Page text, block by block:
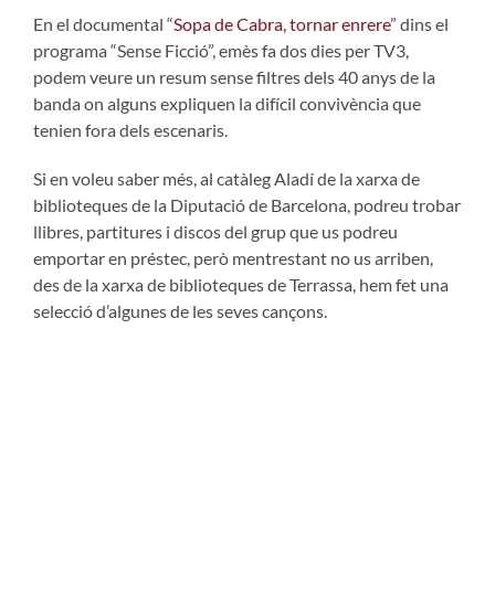
En el documental “Sopa de Cabra, tornar enrere” dins el
programa “Sense Ficció”, emès fa dos dies per TV3,
podem veure un resum sense filtres dels 40 anys de la
banda on alguns expliquen la difícil convivència que
tenien fora dels escenaris.
Si en voleu saber més, al catàleg Aladí de la xarxa de
biblioteques de la Diputació de Barcelona, podreu trobar
llibres, partitures i discos del grup que us podreu
emportar en préstec, però mentrestant no us arriben,
des de la xarxa de biblioteques de Terrassa, hem fet una
selecció d’algunes de les seves cançons.